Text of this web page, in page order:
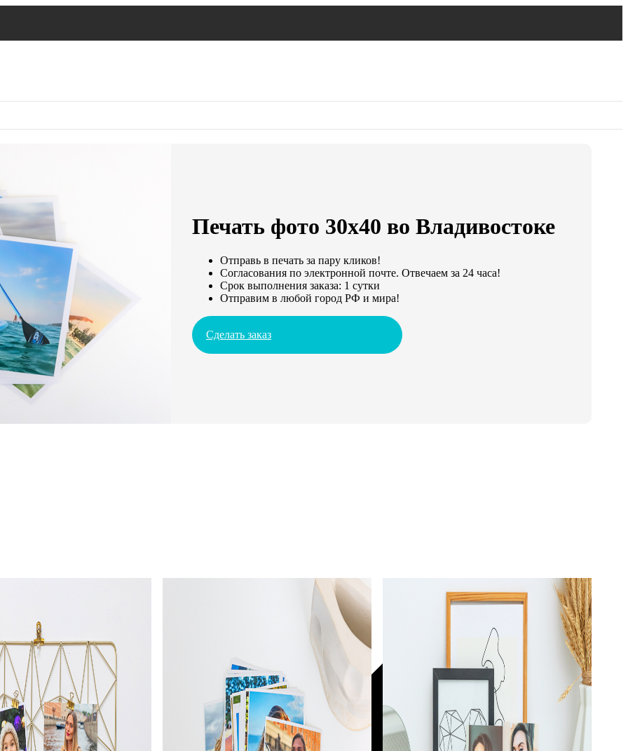
Печать фото 30х40 во Владивостоке
Отправь в печать за пару кликов!
Согласования по электронной почте. Отвечаем за 24 часа!
Срок выполнения заказа: 1 сутки
Отправим в любой город РФ и мира!
Сделать заказ